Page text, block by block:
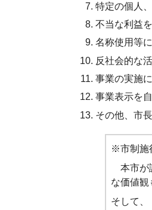
特定の個人
不当な利益
名称使用等
反社会的な
事業の実施
事業表示を
その他、市
※市制施
本市が
な価値観
そして